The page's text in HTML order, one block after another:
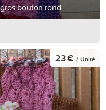
bouton rond
23 € / Unité